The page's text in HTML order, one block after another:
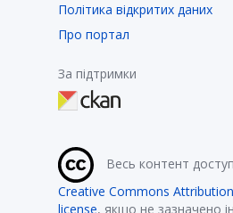
Політика відкритих даних
Про портал
За підтримки
Весь контент
Creative Commons
license, якщо не зазначено